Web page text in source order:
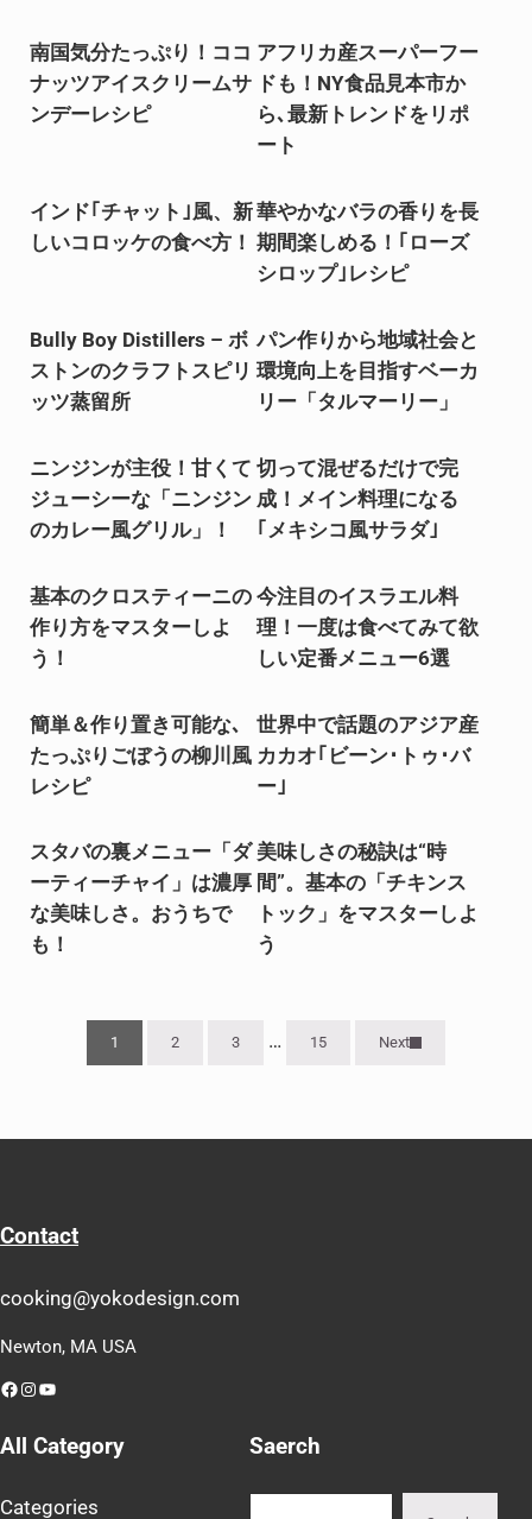
南国気分たっぷり！ココ
ナッツアイスクリームサ
ンデーレシピ
アフリカ産スーパーフー
ドも！NY食品見本市か
ら､最新トレンドをリポ
ート
インド｢チャット｣風、新
しいコロッケの食べ方！
華やかなバラの香りを長
期間楽しめる！｢ローズ
シロップ｣レシピ
Bully Boy Distillers – ボ
ストンのクラフトスピリ
ッツ蒸留所
パン作りから地域社会と
環境向上を目指すベーカ
リー「タルマーリー」
ニンジンが主役！甘くて
ジューシーな「ニンジン
のカレー風グリル」！
切って混ぜるだけで完
成！メイン料理になる
｢メキシコ風サラダ｣
基本のクロスティーニの
作り方をマスターしよ
う！
今注目のイスラエル料
理！一度は食べてみて欲
しい定番メニュー6選
簡単＆作り置き可能な､
たっぷりごぼうの柳川風
レシピ
世界中で話題のアジア産
カカオ｢ビーン･トゥ･バ
ー｣
スタバの裏メニュー「ダ
ーティーチャイ」は濃厚
な美味しさ。おうちで
も！
美味しさの秘訣は“時
間”。基本の「チキンス
トック」をマスターしよ
う
Page
1 Page
2 Page
3 Interim pages omitted
… Page
15 Next
Contact
cooking@yokodesign.com
Newton, MA USA
Facebook
Instagram
YouTube
All Category
Categories
Saerch